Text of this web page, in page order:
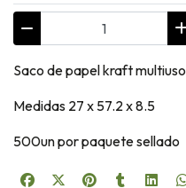
Saco de papel kraft multiuso
Medidas 27 x 57.2 x 8.5
500un por paquete sellado